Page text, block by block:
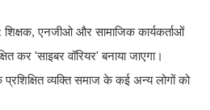
शिक्षक, एनजीओ और सामाजिक कार्यकर्ताओं
कर 'साइबर वॉरियर' बनाया जाएगा।
व्यक्ति समाज के कई अन्य लोगों को